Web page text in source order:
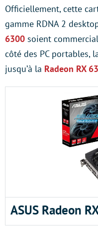
Officiellement, cette
gamme RDNA 2
6300 soient
côté des PC portables,
jusqu’à la Radeon RX
ASUS Radeon